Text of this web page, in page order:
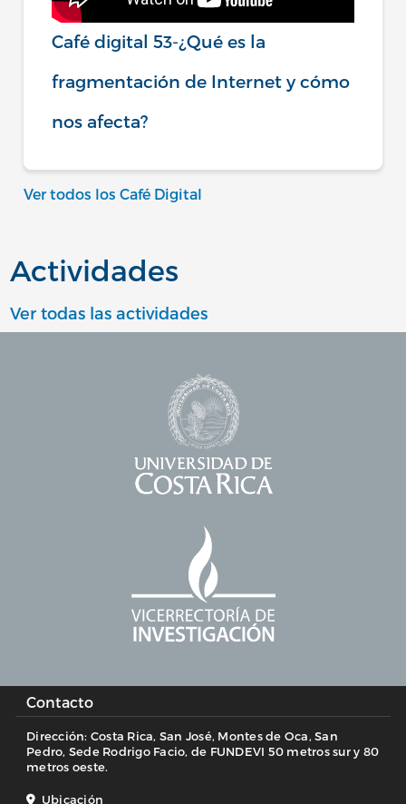
Café digital 53-¿Qué es la
fragmentación de Internet y cómo
nos afecta?
Ver todos los Café Digital
Actividades
Ver todas las actividades
Contacto
Dirección: Costa Rica, San José, Montes de Oca, San
Pedro, Sede Rodrigo Facio, de FUNDEVI 50 metros sur y 80
metros oeste.
Ubicación